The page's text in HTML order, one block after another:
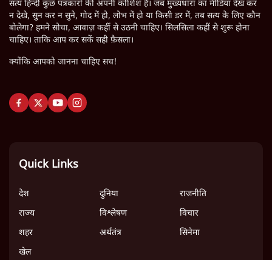
सत्य हिन्दी कुछ पत्रकारों की अपनी कोशिश है। जब मुख्यधारा का मीडिया देख कर
न देखे, सुन कर न सुने, गोद में हो, लोभ में हो या किसी डर में, तब सत्य के लिए कौन
बोलेगा? हमने सोचा, आवाज़ कहीं से उठनी चाहिए। सिलसिला कहीं से शुरू होना
चाहिए। ताकि आप कर सकें सही फ़ैसला।
क्योंकि आपको जानना चाहिए सच!
Quick Links
देश दुनिया
राजनीति
राज्य
विश्लेषण
विचार
शहर
अर्थतंत्र
सिनेमा
खेल